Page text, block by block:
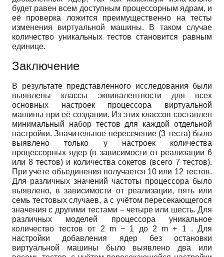
будет равен всем доступным процессорным ядрам, и
её проверка ложится преимущественно на тесты
изменения виртуальной машины. В таком случае
количество уникальных тестов становится равным
единице.
Заключение
В результате представленного исследования были
выявлены классы эквивалентности для всех
основных настроек процессора виртуальной
машины при её создании. Из этих классов составлен
минимальный набор тестов для каждой отдельной
настройки. Значительное пересечение (3 теста) было
выявлено только у настроек количества
процессорных ядер (в зависимости от реализации 6
или 8 тестов) и количества сокетов (всего 7 тестов).
При учёте объединения получается 10 или 12 тестов.
Для различных значений частоты процессора было
выявлено, в зависимости от реализации, пять или
семь тестовых случаев, а с учётом пересекающегося
значения с другими тестами – четыре или шесть. Для
различных моделей процессора уникальное
количество тестов от 2 m − 1 до 2 m + 1
. Для
настройки добавления ядер без остановки
виртуальной машины было выявлено два или